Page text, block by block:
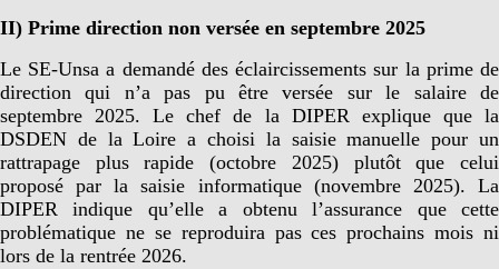
II) Prime direction non versée en septembre 2025
Le SE-Unsa a demandé des éclaircissements sur la prime de
direction qui n’a pas pu être versée sur le salaire de
septembre 2025. Le chef de la DIPER explique que la
DSDEN de la Loire a choisi la saisie manuelle pour un
rattrapage plus rapide (octobre 2025) plutôt que celui
proposé par la saisie informatique (novembre 2025). La
DIPER indique qu’elle a obtenu l’assurance que cette
problématique ne se reproduira pas ces prochains mois ni
lors de la rentrée 2026.